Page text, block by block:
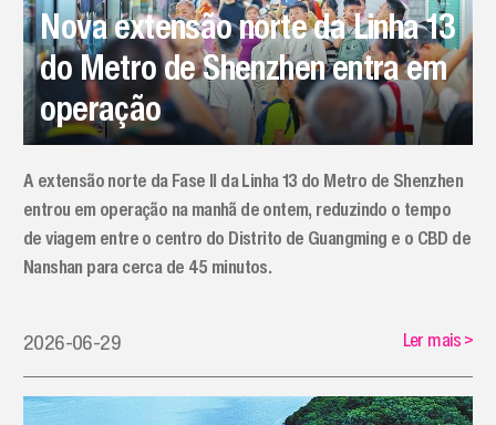
Nova extensão norte da Linha 13
do Metro de Shenzhen entra em
operação
A extensão norte da Fase II da Linha 13 do Metro de Shenzhen
entrou em operação na manhã de ontem, reduzindo o tempo
de viagem entre o centro do Distrito de Guangming e o CBD de
Nanshan para cerca de 45 minutos.
2026-06-29 Ler mais>